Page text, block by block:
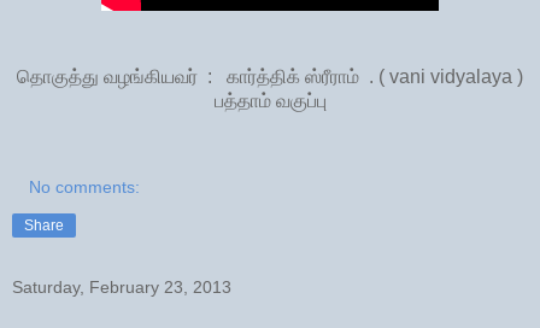
தொகுத்து வழங்கியவர் : கார்த்திக் ஸ்ரீராம் . ( vani vidyalaya )
பத்தாம் வகுப்பு
No comments:
Share
Saturday, February 23, 2013